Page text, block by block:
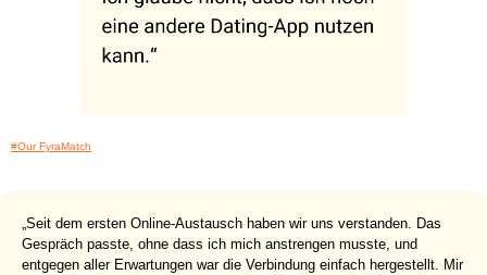
#Our FyraMatch
„Seit dem ersten Online-Austausch haben wir uns verstanden. Das
Gespräch passte, ohne dass ich mich anstrengen musste, und
entgegen aller Erwartungen war die Verbindung einfach hergestellt. Mir